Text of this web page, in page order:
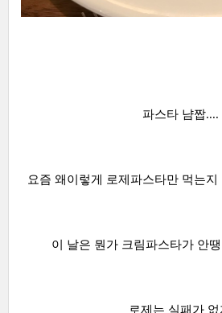
파스타 냠짭....
요즘 왜이렇게 로제파스타만 먹는지
이 날은 뭔가 크림파스타가 안
로제는 실패가 없